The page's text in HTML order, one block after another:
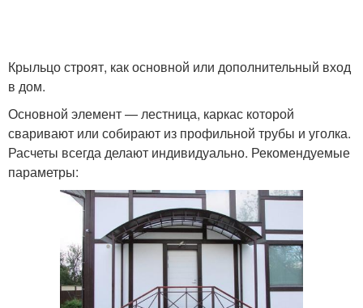
Крыльцо строят, как основной или дополнительный вход
в дом.
Основной элемент — лестница, каркас которой
сваривают или собирают из профильной трубы и уголка.
Расчеты всегда делают индивидуально. Рекомендуемые
параметры: